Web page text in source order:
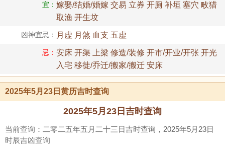
宜： 嫁娶/结婚/婚嫁 交易 立券 开厕 补垣 塞穴 畋猎
取渔 开生坟
凶神宜忌： 月虚 月煞 血支 五虚
忌： 安床 开渠 上梁 修造/装修 开市/开业/开张 开光
入宅 移徙/乔迁/搬家/搬迁 安床
2025年5月23日黄历吉时查询
2025年5月23日吉时查询
当前查询：二零二五年五月二十三日吉时查询，2025年5月23日
时辰吉凶查询